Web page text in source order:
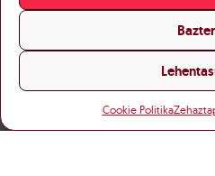
Cookie Politika